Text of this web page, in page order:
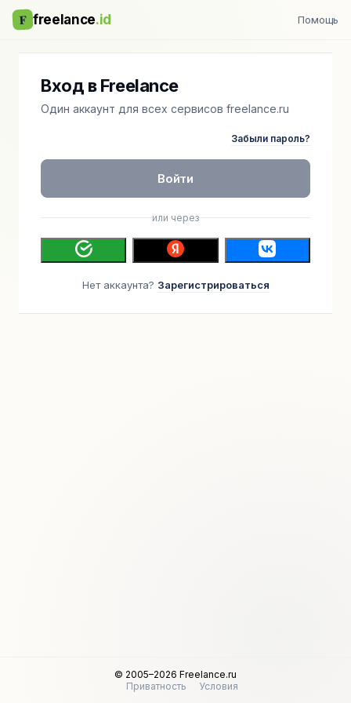
F freelance.id Помощь
Вход в Freelance
Один аккаунт для всех сервисов freelance.ru
Забыли пароль?
Войти
или через
Нет аккаунта? Зарегистрироваться
© 2005–2026 Freelance.ru
Приватность
Условия